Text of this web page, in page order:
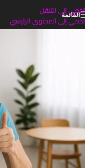
تخطي إلى التنقل
تخطي إلى المحتوى الرئيسي
القائمة